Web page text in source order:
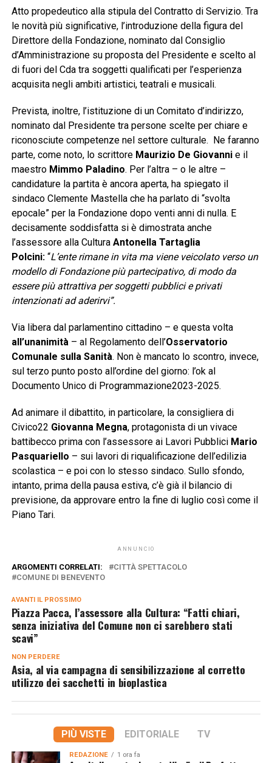
Atto propedeutico alla stipula del Contratto di Servizio. Tra
le novità più significative, l’introduzione della figura del
Direttore della Fondazione, nominato dal Consiglio
d’Amministrazione su proposta del Presidente e scelto al
di fuori del Cda tra soggetti qualificati per l’esperienza
acquisita negli ambiti artistici, teatrali e musicali.
Prevista, inoltre, l’istituzione di un Comitato d’indirizzo,
nominato dal Presidente tra persone scelte per chiare e
riconosciute competenze nel settore culturale. Ne faranno
parte, come noto, lo scrittore Maurizio De Giovannie il
maestro Mimmo Paladino. Per l’altra – o le altre –
candidature la partita è ancora aperta, ha spiegato il
sindaco Clemente Mastella che ha parlato di “svolta
epocale” per la Fondazione dopo venti anni di nulla. E
decisamente soddisfatta si è dimostrata anche
l’assessore alla Cultura Antonella Tartaglia
Polcini: “L’ente rimane in vita ma viene veicolato verso un
modello di Fondazione più partecipativo, di modo da
essere più attrattiva per soggetti pubblici e privati
intenzionati ad aderirvi”.
Via libera dal parlamentino cittadino – e questa volta
all’unanimità– al Regolamento dell’Osservatorio
Comunale sulla Sanità. Non è mancato lo scontro, invece,
sul terzo punto posto all’ordine del giorno: l’ok al
Documento Unico di Programmazione2023-2025.
Ad animare il dibattito, in particolare, la consigliera di
Civico22 Giovanna Megna, protagonista di un vivace
battibecco prima con l’assessore ai Lavori Pubblici Mario
Pasquariello – sui lavori di riqualificazione dell’edilizia
scolastica – e poi con lo stesso sindaco. Sullo sfondo,
intanto, prima della pausa estiva, c’è già il bilancio di
previsione, da approvare entro la fine di luglio così come il
Piano Tari.
ANNUNCIO
ARGOMENTI CORRELATI:
CITTÀ SPETTACOLO
COMUNE DI BENEVENTO
AVANTI IL ​​PROSSIMO
Piazza Pacca, l’assessore alla Cultura: “Fatti chiari,
senza iniziativa del Comune non ci sarebbero stati
scavi”
NON PERDERE
Asia, al via campagna di sensibilizzazione al corretto
utilizzo dei sacchetti in bioplastica
PIÙ VISTE EDITORIALE TV
REDAZIONE 1 ora fa